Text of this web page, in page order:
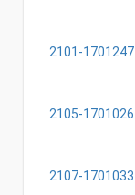
2101-1701247
2105-1701026
2107-1701033